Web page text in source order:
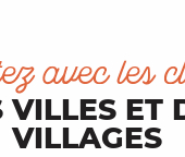
avec les
VILLES ET
VILLAGES